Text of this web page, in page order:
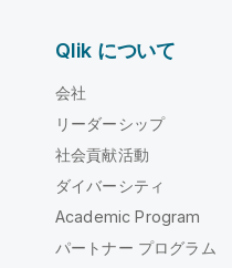
Qlik について
会社
リーダーシップ
社会貢献活動
ダイバーシティ
Academic Program
パートナー プログラム